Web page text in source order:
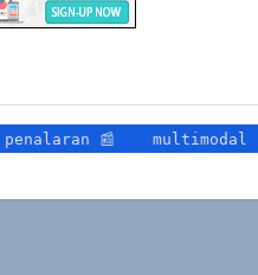
📰 multimodal 📍